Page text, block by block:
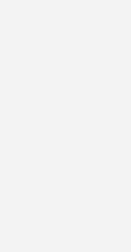
dem
Vorschlag der
und
schlug zusätzlich
Fonds vor, in den
Maßnahmen zum
im Blick
kostenlosen